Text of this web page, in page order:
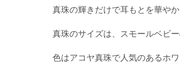
真珠の輝きだけで耳もとを華や
真珠のサイズは、スモールベビ
色はアコヤ真珠で人気のあるホ